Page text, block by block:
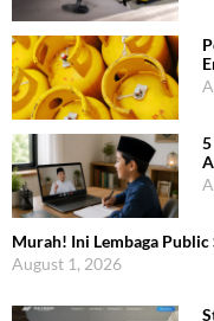
Murah! Ini Lembaga Public
August 1, 2026